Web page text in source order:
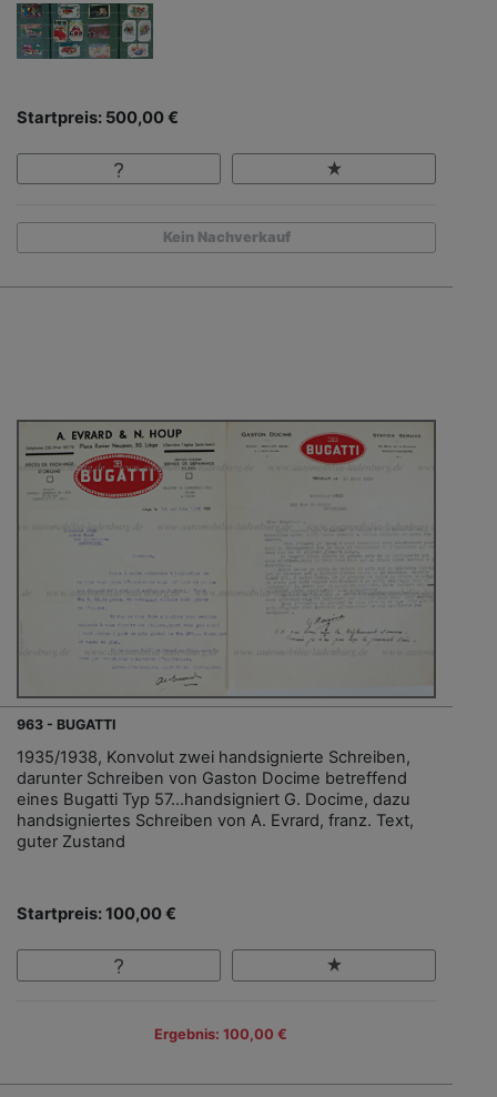
Startpreis: 500,00 €
Kein Nachverkauf
963 - BUGATTI
1935/1938, Konvolut zwei handsignierte Schreiben,
darunter Schreiben von Gaston Docime betreffend
eines Bugatti Typ 57...handsigniert G. Docime, dazu
handsigniertes Schreiben von A. Evrard, franz. Text,
guter Zustand
Startpreis: 100,00 €
Ergebnis: 100,00 €